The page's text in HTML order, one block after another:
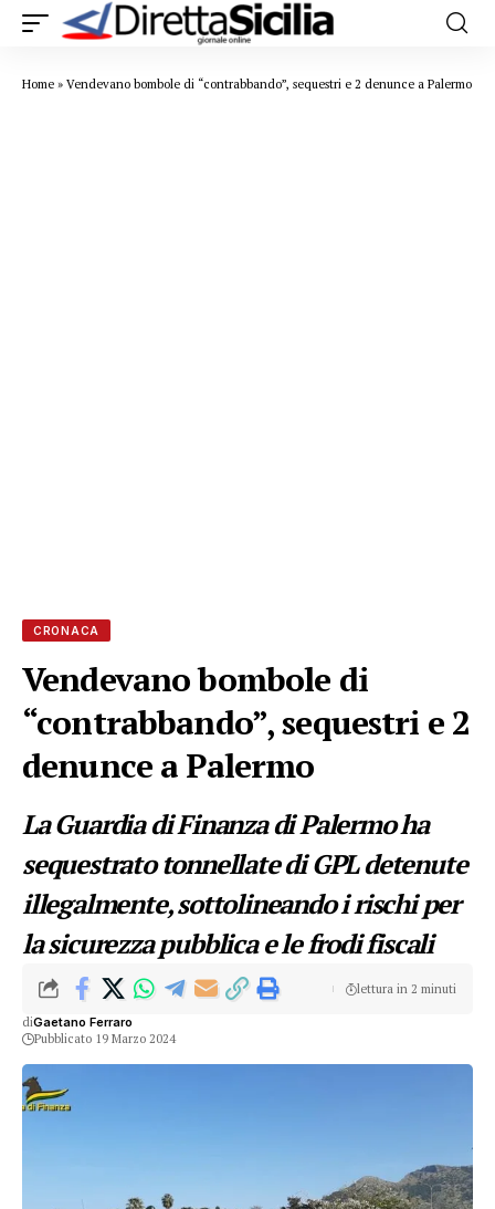
Home » Vendevano bombole di “contrabbando”, sequestri e 2 denunce a Palermo
CRONACA
Vendevano bombole di
“contrabbando”, sequestri e 2
denunce a Palermo
La Guardia di Finanza di Palermo ha
sequestrato tonnellate di GPL detenute
illegalmente, sottolineando i rischi per
la sicurezza pubblica e le frodi fiscali
diGaetano Ferraro
Pubblicato 19 Marzo 2024
lettura in 2 minuti